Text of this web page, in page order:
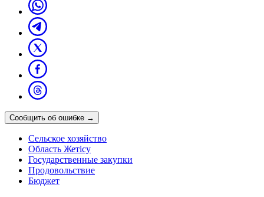
Сообщить об ошибке →
Сельское хозяйство
Область Жетісу
Государственные закупки
Продовольствие
Бюджет